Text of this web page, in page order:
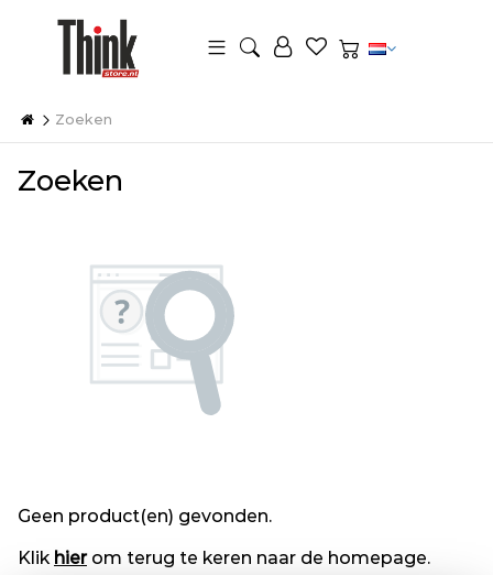
Zoeken
Zoeken
Geen product(en) gevonden.
Klik hierom terug te keren naar de homepage.